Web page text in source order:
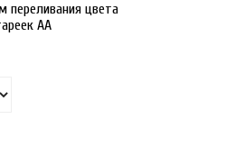
переливания цвета
АА